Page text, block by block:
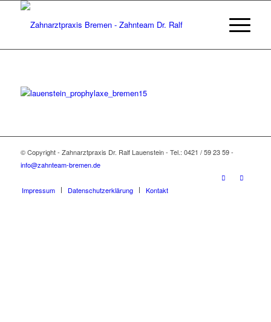
© Copyright - Zahnarztpraxis Dr. Ralf Lauenstein - Tel.: 0421 / 59 23 59 -
info@zahnteam-bremen.de
Impressum Datenschutzerklärung Kontakt